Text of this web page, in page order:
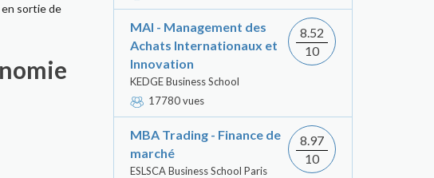
sortie de
MAI - Management des
Achats Internationaux et
Innovation
KEDGE Business School
17780 vues
8.52
10
MBA Trading - Finance de
marché
ESLSCA Business School Paris
8.97
10